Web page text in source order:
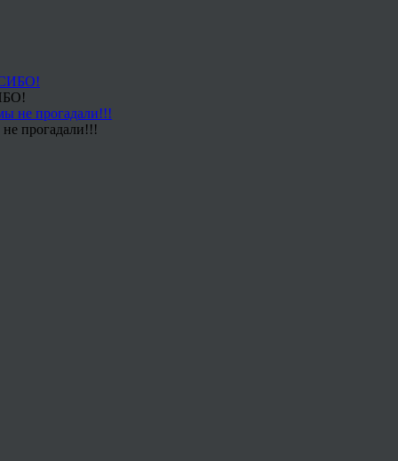
прогадали!!!